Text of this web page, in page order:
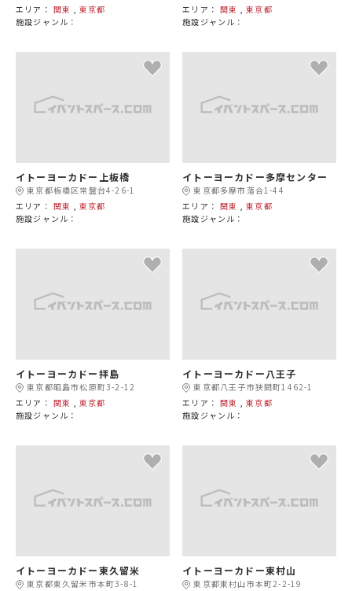
エリア： 関東 ,東京都
施設ジャンル：
エリア：関東 ,東京都
施設ジャンル：
イトーヨーカドー上板橋
東京都板橋区常盤台4-26-1
エリア： 関東 ,東京都
施設ジャンル：
イトーヨーカドー多摩センター
東京都多摩市落合1-44
エリア：関東 ,東京都
施設ジャンル：
イトーヨーカドー拝島
東京都昭島市松原町3-2-12
エリア： 関東 ,東京都
施設ジャンル：
イトーヨーカドー八王子
東京都八王子市狭間町1462-1
エリア：関東 ,東京都
施設ジャンル：
イトーヨーカドー東久留米
東京都東久留米市本町3-8-1
イトーヨーカドー東村山
東京都東村山市本町2-2-19